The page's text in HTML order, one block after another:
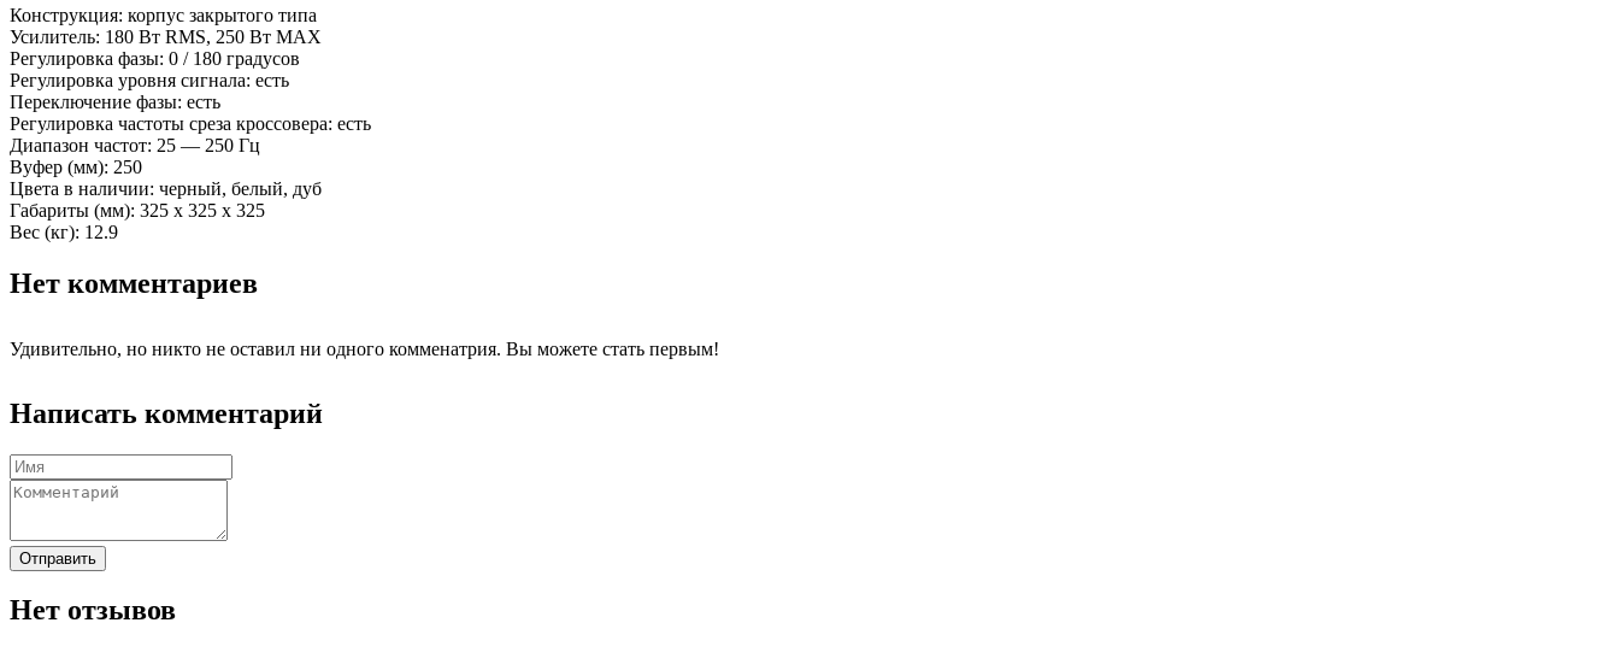
Конструкция: корпус закрытого типа
Усилитель: 180 Вт RMS, 250 Вт МАХ
Регулировка фазы: 0 / 180 градусов
Регулировка уровня сигнала: есть
Переключение фазы: есть
Регулировка частоты среза кроссовера: есть
Диапазон частот: 25 — 250 Гц
Вуфер (мм): 250
Цвета в наличии: черный, белый, дуб
Габариты (мм): 325 x 325 x 325
Вес (кг): 12.9
Нет комментариев
Удивительно, но никто не оставил ни одного комменатрия. Вы можете стать первым!
Написать комментарий
Отправить
Нет отзывов